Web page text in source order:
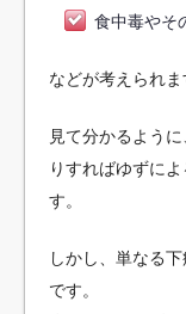
食中毒やそ
などが考えられま
見て分かるよう
りすればゆずに
す。
しかし、単なる
です。